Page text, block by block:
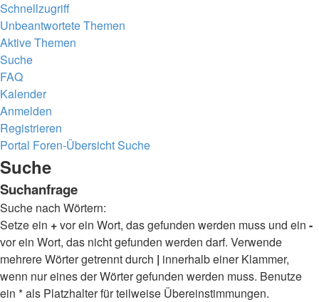
Schnellzugriff
Unbeantwortete Themen
Aktive Themen
Suche
FAQ
Kalender
Anmelden
Registrieren
Portal Foren-ÜbersichtSuche
Suche
Suchanfrage
Suche nach Wörtern:
Setze ein +vor ein Wort, das gefunden werden muss und ein -
vor ein Wort, das nicht gefunden werden darf. Verwende
mehrere Wörter getrennt durch | innerhalb einer Klammer,
wenn nur eines der Wörter gefunden werden muss. Benutze
ein * als Platzhalter für teilweise Übereinstimmungen.